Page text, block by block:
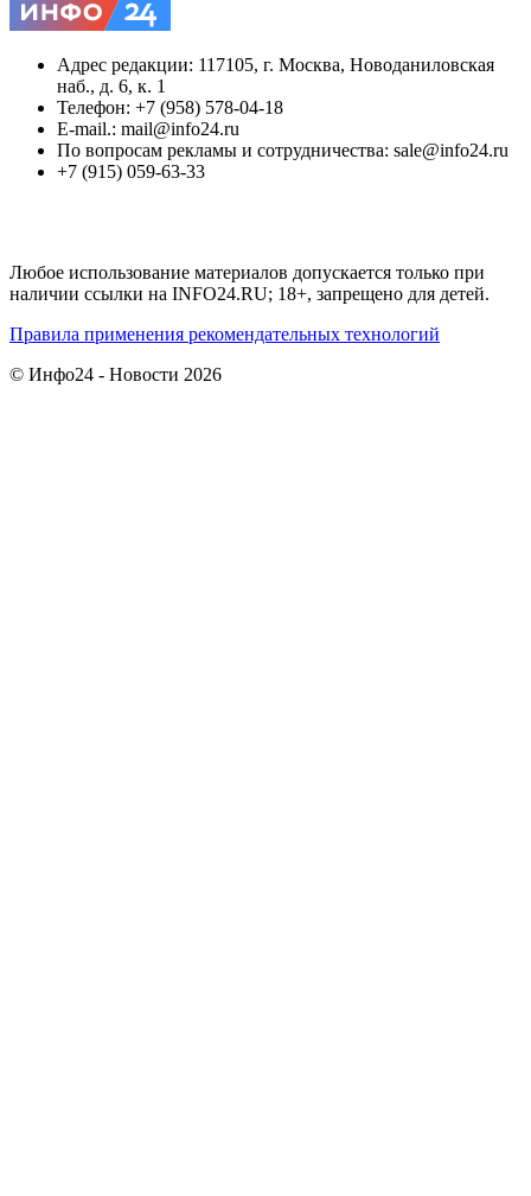
Адрес редакции: 117105, г. Москва, Новоданиловская
наб., д. 6, к. 1
Телефон: +7 (958) 578-04-18
E-mail.: mail@info24.ru
По вопросам рекламы и сотрудничества: sale@info24.ru
+7 (915) 059-63-33
Любое использование материалов допускается только при
наличии ссылки на INFO24.RU; 18+, запрещено для детей.
Правила применения рекомендательных технологий
© Инфо24 - Новости 2026